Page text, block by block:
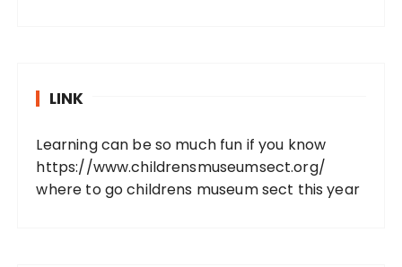
LINK
Learning can be so much fun if you know
https://www.childrensmuseumsect.org/
where to go childrens museum sect this year